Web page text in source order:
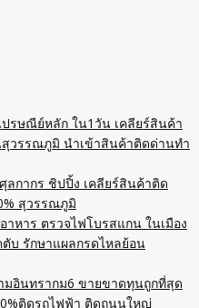
รษณีย์หลัก ใน1วัน เคลียร์สินค้า
วรรณภูมิ นำเข้าสินค้าติดด่านทำ
กากร ชิปปิ้ง เคลียร์สินค้าติด
สุวรรณภูมิ
าหาร ตรวจไฟโบรสแกน ในเมือง
บ รักษาแผลกรดไหลย้อน
อินทรากม6 ขายขาดทุนถูกที่สุด
ติดรถไฟฟ้า ติดถนนใหญ่